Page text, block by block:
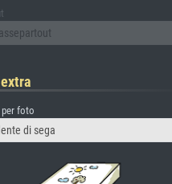
per foto
di sega